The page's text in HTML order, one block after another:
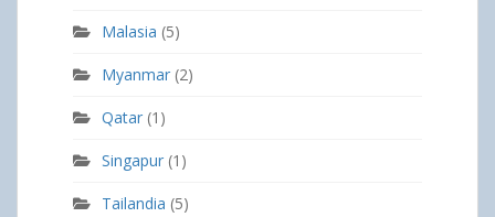
Malasia (5)
Myanmar (2)
Qatar (1)
Singapur (1)
Tailandia (5)